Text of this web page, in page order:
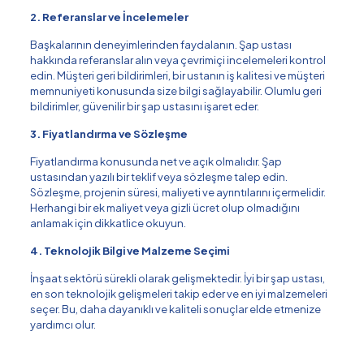
2. Referanslar ve İncelemeler
Başkalarının deneyimlerinden faydalanın. Şap ustası
hakkında referanslar alın veya çevrimiçi incelemeleri kontrol
edin. Müşteri geri bildirimleri, bir ustanın iş kalitesi ve müşteri
memnuniyeti konusunda size bilgi sağlayabilir. Olumlu geri
bildirimler, güvenilir bir şap ustasını işaret eder.
3. Fiyatlandırma ve Sözleşme
Fiyatlandırma konusunda net ve açık olmalıdır. Şap
ustasından yazılı bir teklif veya sözleşme talep edin.
Sözleşme, projenin süresi, maliyeti ve ayrıntılarını içermelidir.
Herhangi bir ek maliyet veya gizli ücret olup olmadığını
anlamak için dikkatlice okuyun.
4. Teknolojik Bilgi ve Malzeme Seçimi
İnşaat sektörü sürekli olarak gelişmektedir. İyi bir şap ustası,
en son teknolojik gelişmeleri takip eder ve en iyi malzemeleri
seçer. Bu, daha dayanıklı ve kaliteli sonuçlar elde etmenize
yardımcı olur.